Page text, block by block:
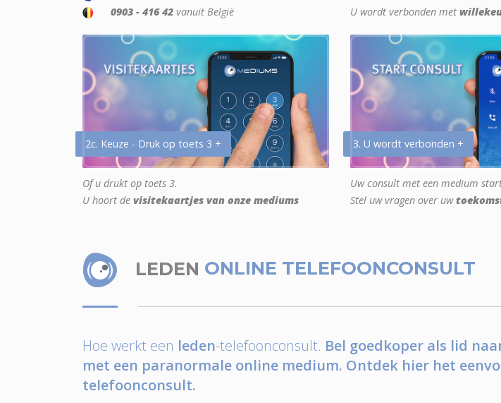
0903 - 416 42 vanuit België
U wordt verbonden met
2c. Keuze - Druk op toets 3 +
Of u drukt op toets 3.
U hoort de visitekaartjes van onze mediums
3. U wordt verbonden +
Uw consult met een medium
Stel uw vragen over uw
LEDEN ONLINE TELEFOONCONSULT
Hoe werkt een leden-telefoonconsult. Bel goedkoper als lid
met een paranormale online medium. Ontdek hier het
telefoonconsult.